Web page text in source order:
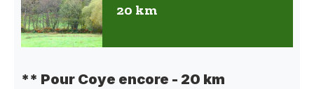
20 km
** Pour Coye encore - 20 km